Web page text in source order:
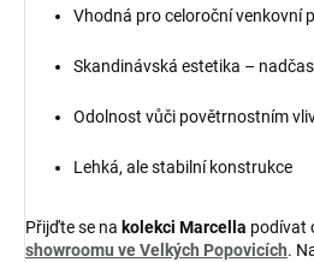
Vhodná pro celoroční venkovní
Skandinávská estetika –
Odolnost vůči povětrnostním
Lehká, ale stabilní konstrukce
Přijďte se na kolekci Marcella podívat
showroomu ve Velkých Popovicích.